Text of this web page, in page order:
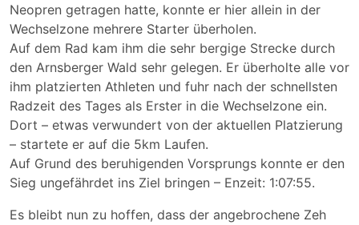
Neopren getragen hatte, konnte er hier allein in der
Wechselzone mehrere Starter überholen.
Auf dem Rad kam ihm die sehr bergige Strecke durch
den Arnsberger Wald sehr gelegen. Er überholte alle vor
ihm platzierten Athleten und fuhr nach der schnellsten
Radzeit des Tages als Erster in die Wechselzone ein.
Dort – etwas verwundert von der aktuellen Platzierung
– startete er auf die 5km Laufen.
Auf Grund des beruhigenden Vorsprungs konnte er den
Sieg ungefährdet ins Ziel bringen – Enzeit: 1:07:55.
Es bleibt nun zu hoffen, dass der angebrochene Zeh